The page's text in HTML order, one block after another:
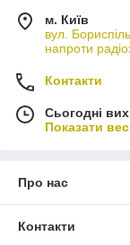
м. Київ
вул.
напроти
Контакти
Сьогодні
Показати
Про нас
Контакти